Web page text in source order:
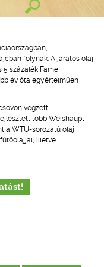
folynak. A járatos olaj
5 százalék Fame
év óta egyértelműen
végzett
több Weishaupt
a WTU-sorozatú olaj
illetve